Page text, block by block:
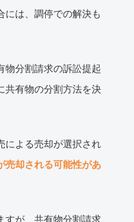
には、調停での解決も
物分割請求の訴訟提起
共有物の分割方法を決
による売却が選択され
売却される可能性があ
すが、共有物分割請求